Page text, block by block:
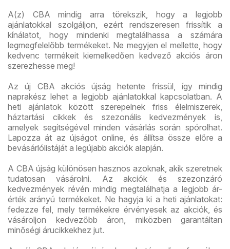
A(z) CBA mindig arra törekszik, hogy a legjobb
ajánlatokkal szolgáljon, ezért rendszeresen frissítik a
kínálatot, hogy mindenki megtalálhassa a számára
legmegfelelőbb termékeket. Ne megyjen el mellette, hogy
kedvenc termékeit kiemelkedően kedvező akciós áron
szerezhesse meg!
Az új CBA akciós újság hetente frissül, így mindig
naprakész lehet a legjobb ajánlatokkal kapcsolatban. A
heti ajánlatok között szerepelnek friss élelmiszerek,
háztartási cikkek és szezonális kedvezmények is,
amelyek segítségével minden vásárlás során spórolhat.
Lapozza át az újságot online, és állítsa össze előre a
bevásárlólistáját a legújabb akciók alapján.
A CBA újság különösen hasznos azoknak, akik szeretnek
tudatosan vásárolni. Az akciók és szezonzáró
kedvezmények révén mindig megtalálhatja a legjobb ár-
érték arányú termékeket. Ne hagyja ki a heti ajánlatokat:
fedezze fel, mely termékekre érvényesek az akciók, és
vásároljon kedvezőbb áron, miközben garantáltan
minőségi árucikkekhez jut.